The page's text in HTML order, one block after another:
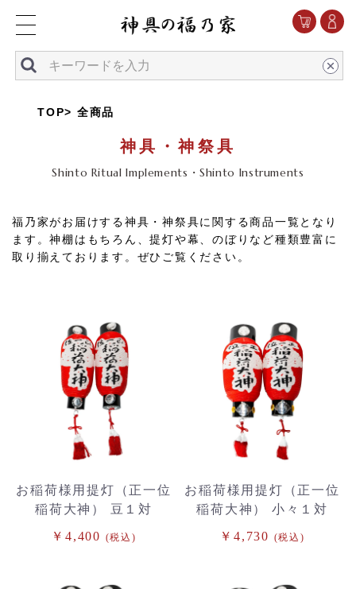
TOP 全商品
神具・神祭具
Shinto Ritual Implements・Shinto Instruments
福乃家がお届けする神具・神祭具に関する商品一覧となり
ます。神棚はもちろん、提灯や幕、のぼりなど種類豊富に
取り揃えております。ぜひご覧ください。
お稲荷様用提灯（正一位
稲荷大神） 豆１対
￥4,400 (税込)
お稲荷様用提灯（正一位
稲荷大神） 小々１対
￥4,730 (税込)